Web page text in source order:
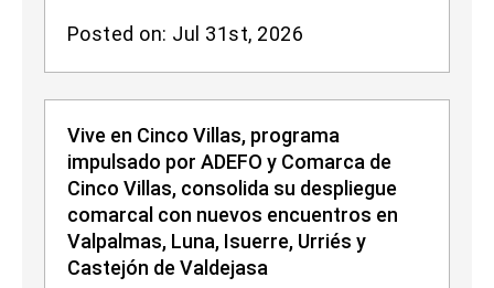
Posted on: Jul 31st, 2026
Vive en Cinco Villas, programa
impulsado por ADEFO y Comarca de
Cinco Villas, consolida su despliegue
comarcal con nuevos encuentros en
Valpalmas, Luna, Isuerre, Urriés y
Castejón de Valdejasa